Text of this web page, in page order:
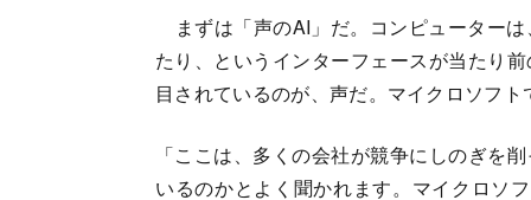
まずは「声のAI」だ。コンピューター
たり、というインターフェースが当たり
目されているのが、声だ。マイクロソフ
「ここは、多くの会社が競争にしのぎを
いるのかとよく聞かれます。マイクロソ